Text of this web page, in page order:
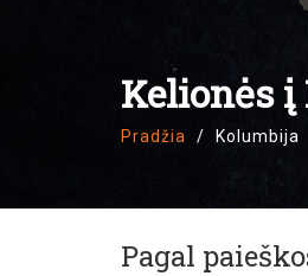
Kelionės
Pradžia Kolumbija
Pagal